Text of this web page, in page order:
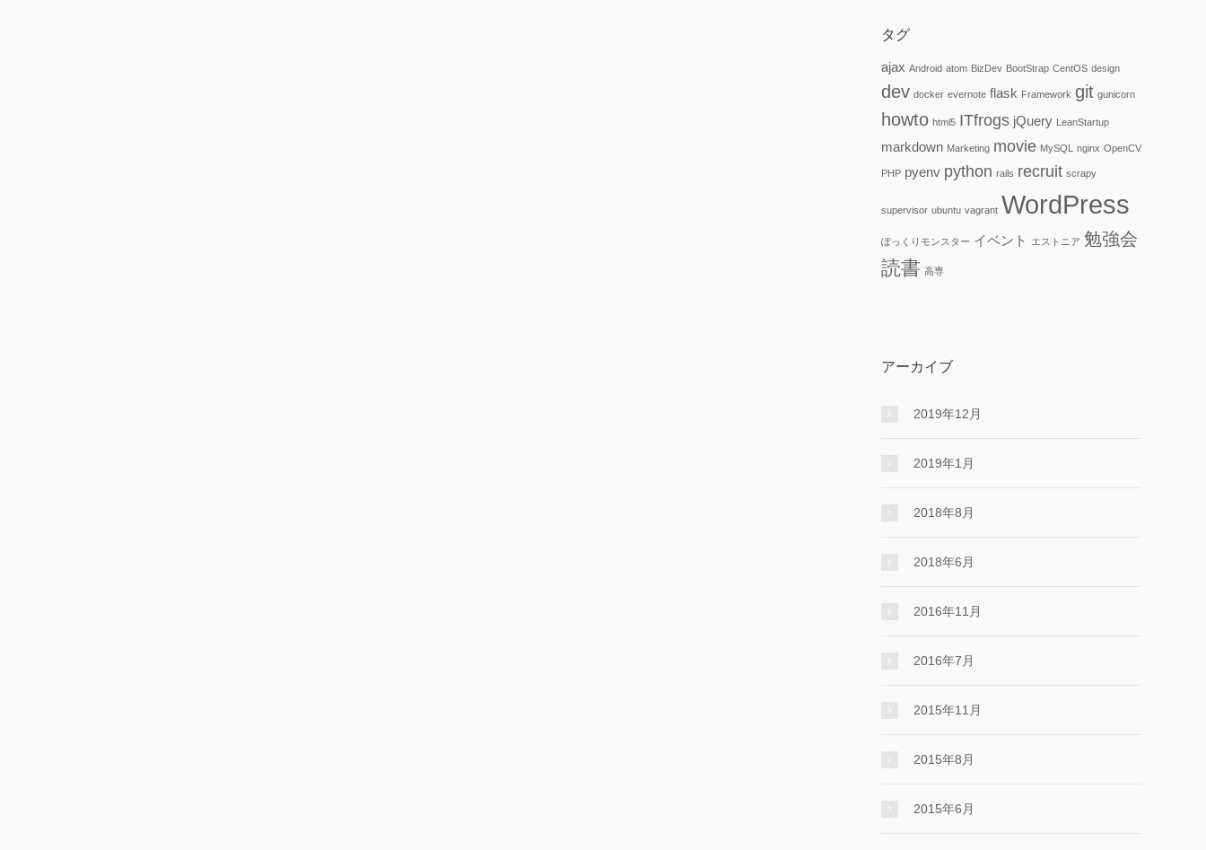
タグ
ajax Android atom BizDev BootStrap CentOS design
dev docker evernote flask Framework git gunicorn
howto html5 ITfrogs jQuery LeanStartup
markdown Marketing movie MySQL nginx OpenCV
PHP pyenv python rails recruit scrapy
supervisor ubuntu vagrant WordPress
ぽっくりモンスター イベント エストニア 勉強会
読書 高専
アーカイブ
2019年12月
2019年1月
2018年8月
2018年6月
2016年11月
2016年7月
2015年11月
2015年8月
2015年6月